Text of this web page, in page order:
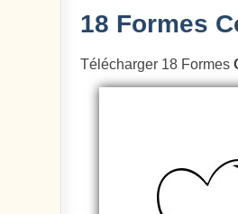
18 Formes
Télécharger 18 Formes